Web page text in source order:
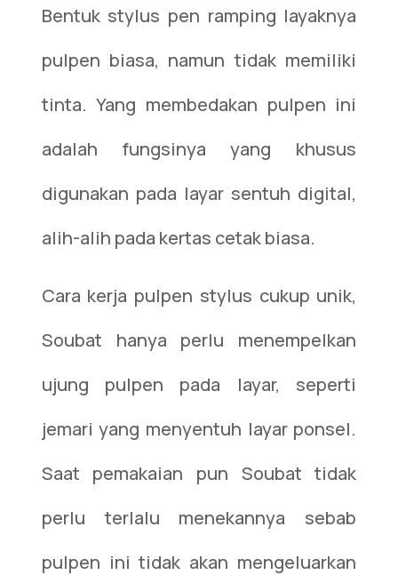
Bentuk stylus pen ramping layaknya
pulpen biasa, namun tidak memiliki
tinta. Yang membedakan pulpen ini
adalah fungsinya yang khusus
digunakan pada layar sentuh digital,
alih-alih pada kertas cetak biasa.
Cara kerja pulpen stylus cukup unik,
Soubat hanya perlu menempelkan
ujung pulpen pada layar, seperti
jemari yang menyentuh layar ponsel.
Saat pemakaian pun Soubat tidak
perlu terlalu menekannya sebab
pulpen ini tidak akan mengeluarkan